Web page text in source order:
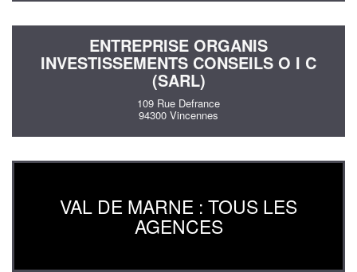
ENTREPRISE ORGANIS
INVESTISSEMENTS CONSEILS O I C
(SARL)
109 Rue Defrance
94300 Vincennes
VAL DE MARNE : TOUS LES
AGENCES